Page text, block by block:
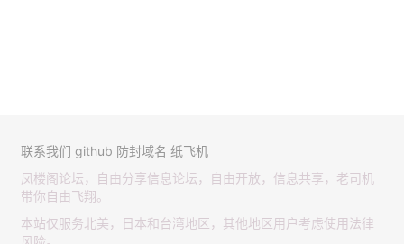
联系我们 github 防封域名 纸飞机
凤楼阁论坛，自由分享信息论坛，自由开放，信息共享，老司机
带你自由飞翔。
本站仅服务北美，日本和台湾地区，其他地区用户考虑使用法律
风险。